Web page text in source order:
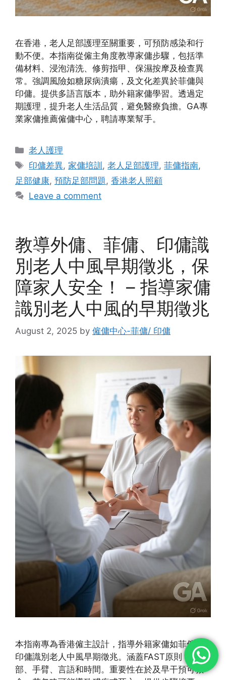
在香港，老人足部護理至關重要，可預防感染和行
動不便。本指南從僱主角度教導家傭步驟，包括準
備材料、浸泡清洗、修剪指甲、保濕按摩及檢查異
常。強調風險如糖尿病潰瘍，及文化差異於菲傭與
印傭。提供多語言版本，助外籍家傭學習。透過定
期護理，提升老人生活品質，避免醫療負擔。GA專
業家傭推薦僱傭中心，聘請專業幫手。
Categories
老人護理
Tags
印傭差異, 家傭培訓 ,老人足部護理,菲傭指南,
足部健康, 預防足部問題, 香港老人照顧
Leave a comment
教導外傭、菲傭、印傭識
別老人中風早期徵兆，保
障家人安全！ – 指導家傭
識別老人中風的早期徵兆
August 2, 2025 by 僱傭中心-菲傭/ 印傭
本指南專為香港僱主設計，指導外籍家傭如菲傭和
印傭識別老人中風早期徵兆。涵蓋FAST原則：面
部、手臂、言語和時間。重要性在於及早干預可救